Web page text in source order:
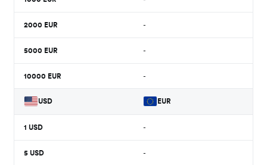
2000 EUR -
5000 EUR -
10000 EUR -
USD EUR
1 USD -
5 USD -